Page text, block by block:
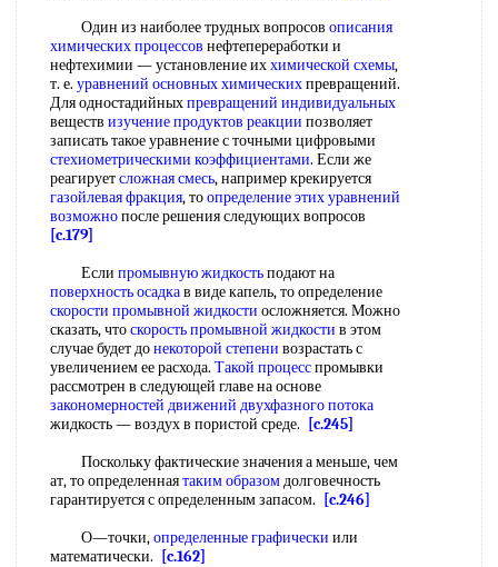
Один из наиболее трудных вопросов описания
химических процессов нефтепереработки и
нефтехимии — установление иххимической схемы,
т. е. уравнений основных химическихпревращений.
Для одностадийныхпревращений индивидуальных
веществ изучение продуктов реакции позволяет
записать такое уравнение с точными цифровыми
стехиометрическими коэффициентами. Если же
реагируетсложная смесь, например крекируется
газойлевая фракция, тоопределение этихуравнений
возможнопосле решения следующих вопросов
[c.179]
Если промывную жидкостьподают на
поверхность осадкав виде капель, то определение
скорости промывной жидкости осложняется. Можно
сказать, чтоскорость промывной жидкости в этом
случае будет донекоторой степени возрастать с
увеличением ее расхода. Такой процесспромывки
рассмотрен в следующей главе на основе
закономерностей движений двухфазного потока
жидкость — воздух в пористой среде.
[c.245]
Поскольку фактические значения а меньше, чем
ат, то определеннаятаким образомдолговечность
гарантируется с определенным запасом.
[c.246]
О—точки,определенные графически или
математически.
[c.162]